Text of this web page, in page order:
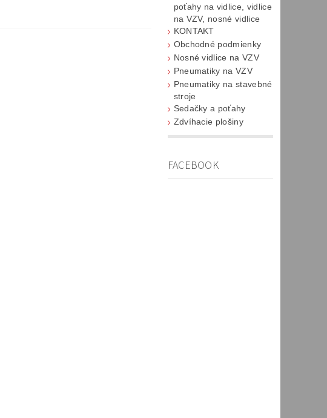
poťahy na vidlice, vidlice
na VZV, nosné vidlice
KONTAKT
Obchodné podmienky
Nosné vidlice na VZV
Pneumatiky na VZV
Pneumatiky na stavebné
stroje
Sedačky a poťahy
Zdvíhacie plošiny
FACEBOOK